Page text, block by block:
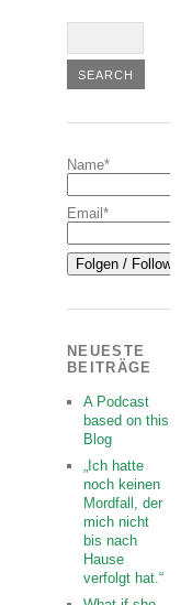
Name*
Email*
NEUESTE
BEITRÄGE
A Podcast
based on this
Blog
„Ich hatte
noch keinen
Mordfall, der
mich nicht
bis nach
Hause
verfolgt hat.“